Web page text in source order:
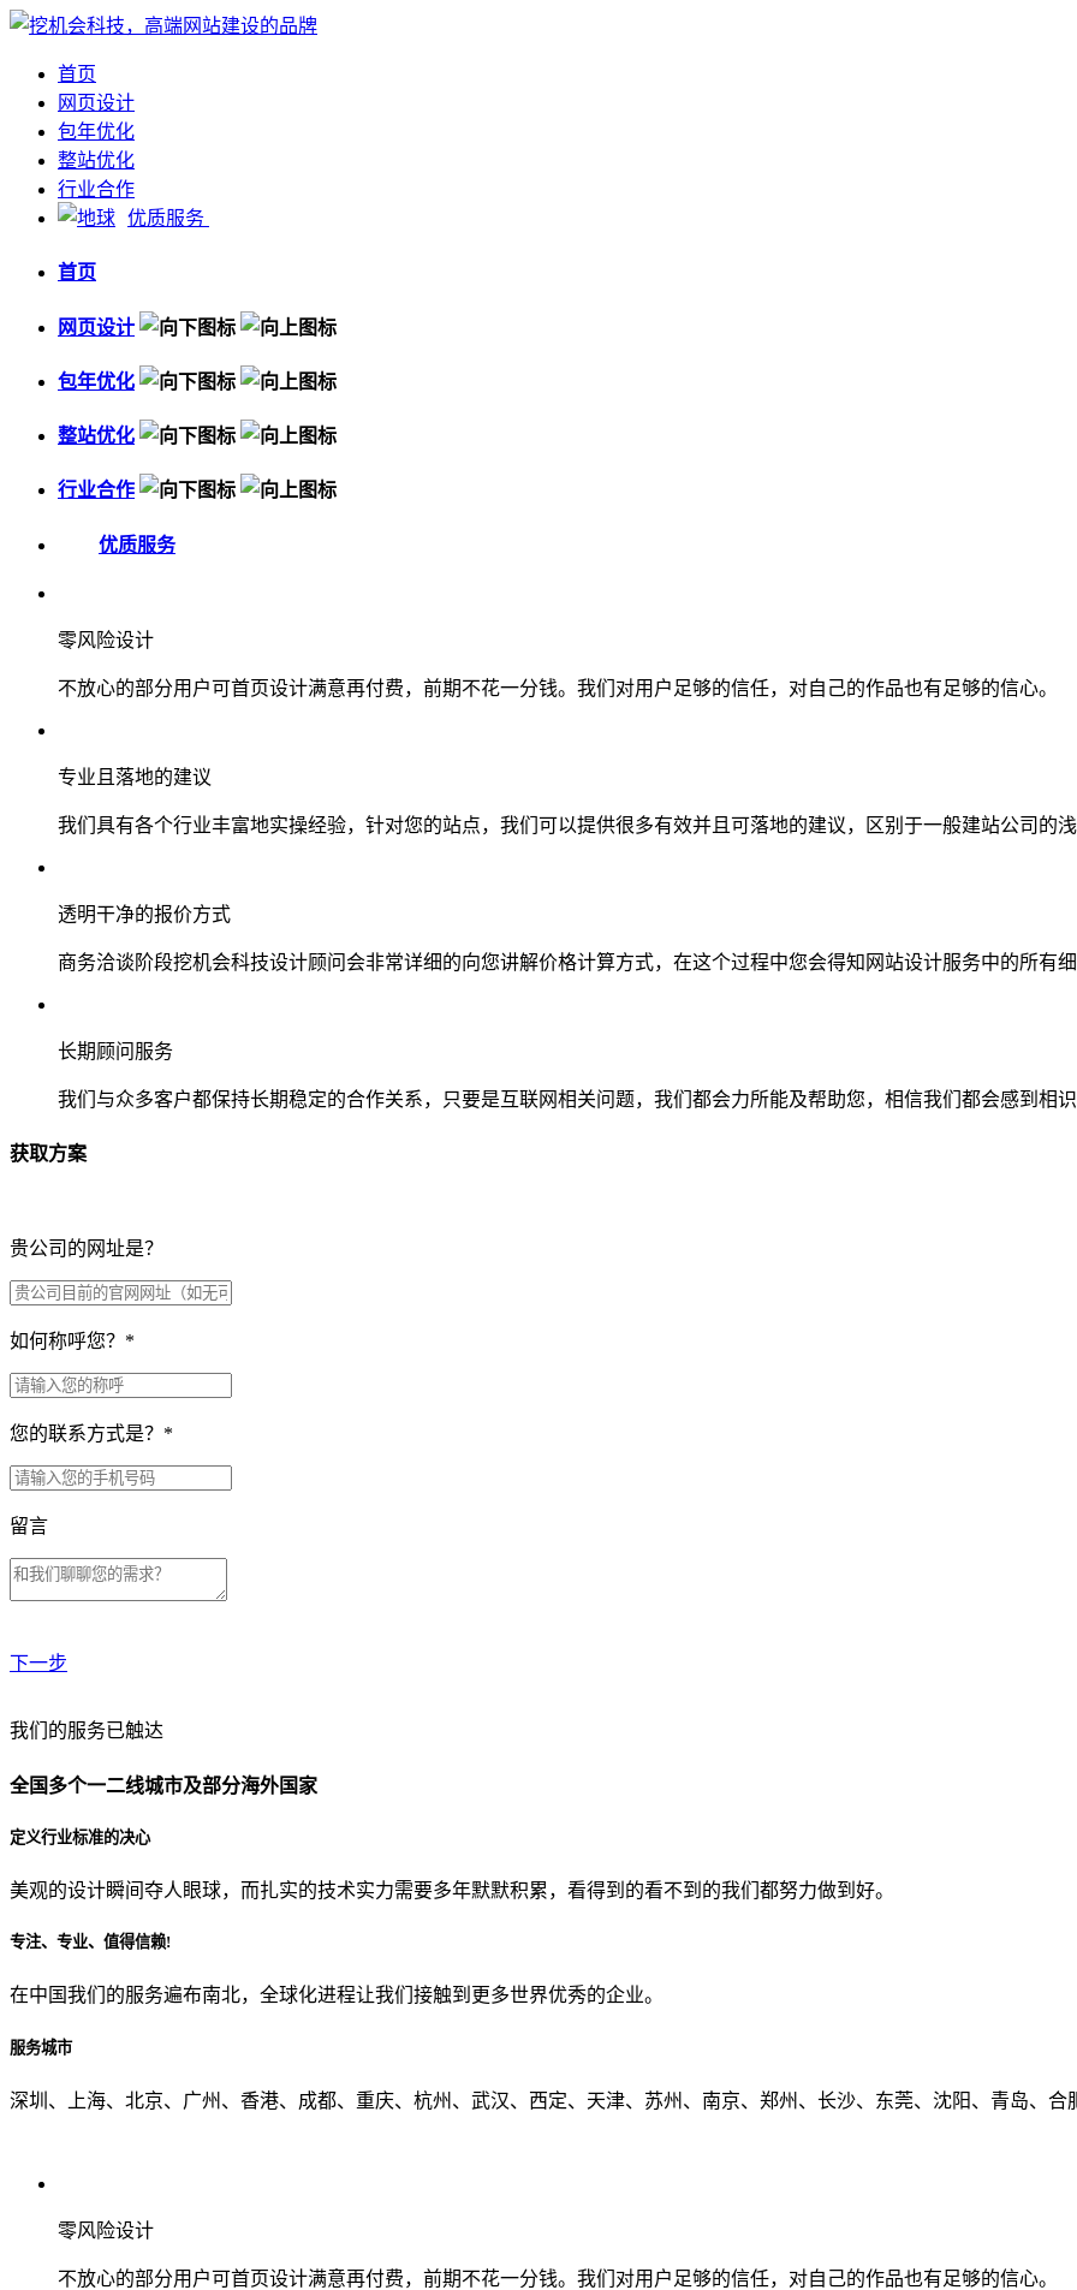
首页
网页设计
包年优化
整站优化
行业合作
优质服务
首页
网页设计
包年优化
整站优化
行业合作
优质服务
零风险设计
不放心的部分用户可首页设计满意再付费，前期不花一分钱。我们对用户足够的信任，对自己的作品也有足够的信心。
专业且落地的建议
我们具有各个行业丰富地实操经验，针对您的站点，我们可以提供很多有效并且可落地的建议，区别于一般建站公司的
透明干净的报价方式
商务洽谈阶段挖机会科技设计顾问会非常详细的向您讲解价格计算方式，在这个过程中您会得知网站设计服务中的所有
长期顾问服务
我们与众多客户都保持长期稳定的合作关系，只要是互联网相关问题，我们都会力所能及帮助您，相信我们都会感到相
获取方案
贵公司的网址是？
如何称呼您？ *
您的联系方式是？ *
留言
下一步
贵公司预算范围是？
贵公司的团队规模是？
从哪里了解到我们？
我们的服务已触达
全国多个一二线城市及部分海外国家
定义行业标准的决心
美观的设计瞬间夺人眼球，而扎实的技术实力需要多年默默积累，看得到的看不到的我们都努力做到好。
专注、专业、值得信赖!
在中国我们的服务遍布南北，全球化进程让我们接触到更多世界优秀的企业。
服务城市
深圳、上海、北京、广州、香港、成都、重庆、杭州、武汉、西定、天津、苏州、南京、郑州、长沙、东莞、沈阳、青岛、合
零风险设计
不放心的部分用户可首页设计满意再付费，前期不花一分钱。我们对用户足够的信任，对自己的作品也有足够的信心。